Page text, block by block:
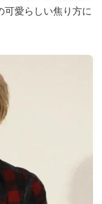
可愛らしい焦り方に